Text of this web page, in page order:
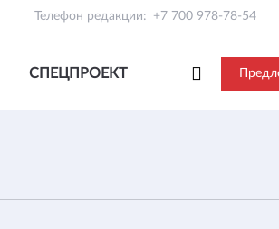
Телефон редакции: +7 700 978-78-54
СПЕЦПРОЕКТ